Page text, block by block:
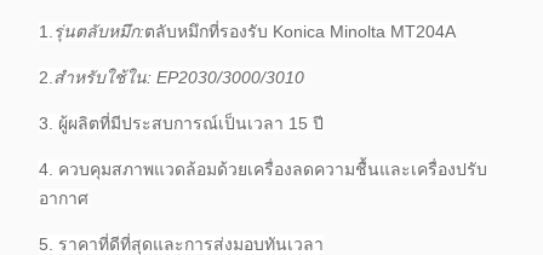
1. รุ่นตลับหมึก:ตลับหมึกที่รองรับ Konica Minolta MT204A
2. สำหรับใช้ใน: EP2030/3000/3010
3. ผู้ผลิตที่มีประสบการณ์เป็นเวลา 15 ปี
4. ควบคุมสภาพแวดล้อมด้วยเครื่องลดความชื้นและเครื่องปรับ
อากาศ
5. ราคาที่ดีที่สุดและการส่งมอบทันเวลา